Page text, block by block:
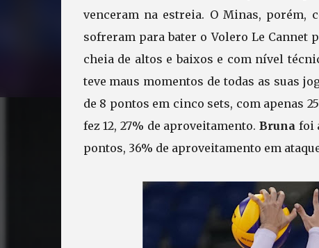
venceram na estreia. O Minas, porém,
sofreram para bater o Volero Le Cannet
cheia de altos e baixos e com nível
teve maus momentos de todas as suas
de 8 pontos em cinco sets, com apenas
fez 12, 27% de aproveitamento.Bruna foi
pontos, 36% de aproveitamento em